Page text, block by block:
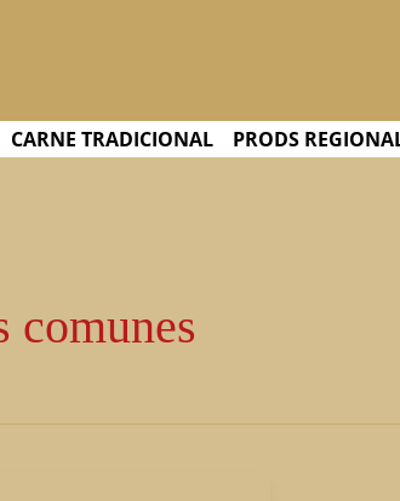
CARNE TRADICIONAL PRODS
comunes